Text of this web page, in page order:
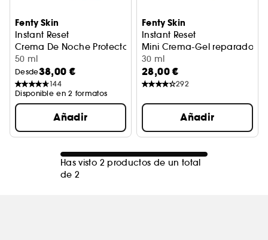
Fenty Skin
Instant Reset
Crema De Noche Protectora De La Piel
50 ml
Desde38,00 €
144
Disponible en 2 formatos
Añadir
Fenty Skin
Instant Reset
Mini Crema-Gel
30 ml
28,00 €
292
Añadir
Has visto 2 productos de un total
de 2